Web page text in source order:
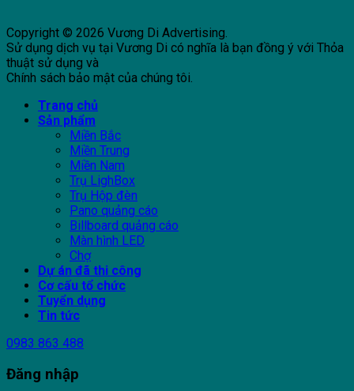
Copyright © 2026 Vương Di Advertising.
Sử dụng dịch vụ tại Vương Di có nghĩa là bạn đồng ý với Thỏa
thuật sử dụng và
Chính sách bảo mật của chúng tôi.
Trang chủ
Sản phẩm
Miền Bắc
Miền Trung
Miền Nam
Trụ LighBox
Trụ Hộp đèn
Pano quảng cáo
Billboard quảng cáo
Màn hình LED
Chợ
Dự án đã thi công
Cơ cấu tổ chức
Tuyển dụng
Tin tức
0983 863 488
Đăng nhập